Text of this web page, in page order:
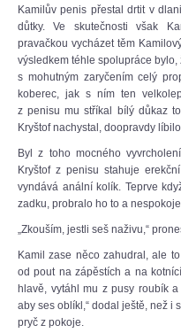
Kamilův penis přestal drtit v
důtky. Ve skutečnosti však
pravačkou vycházet těm
výsledkem téhle spolupráce
s mohutným zaryčením celý
koberec, jak s ním ten
z penisu mu stříkal bílý důkaz
Kryštof nachystal, doopravdy
Byl z toho mocného
Kryštof z penisu stahuje
vyndává anální kolík. Teprve
zadku, probralo ho to a
„Zkouším, jestli seš naživu,“
Kamil zase něco zahudral, ale
od pout na zápěstích a na
hlavě, vytáhl mu z pusy roubík
aby ses oblíkl,“ dodal ještě, než i
pryč z pokoje.